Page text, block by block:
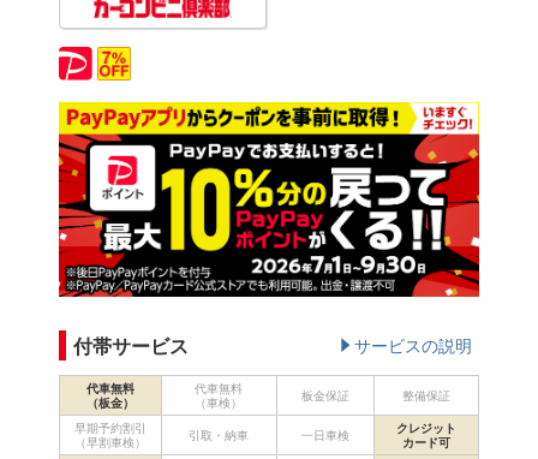
付帯サービス サービスの説明
代車無料
（板金）
代車無料
（車検）
板金保証 整備保証
早期予約割引
（早割車検）
引取・納車 一日車検
クレジット
カード可